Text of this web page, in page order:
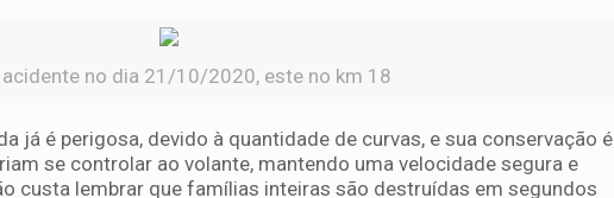
no dia 21/10/2020, este no km 18
já é perigosa, devido à quantidade de curvas, e sua conservação é
se controlar ao volante, mantendo uma velocidade segura e
custa lembrar que famílias inteiras são destruídas em segundos